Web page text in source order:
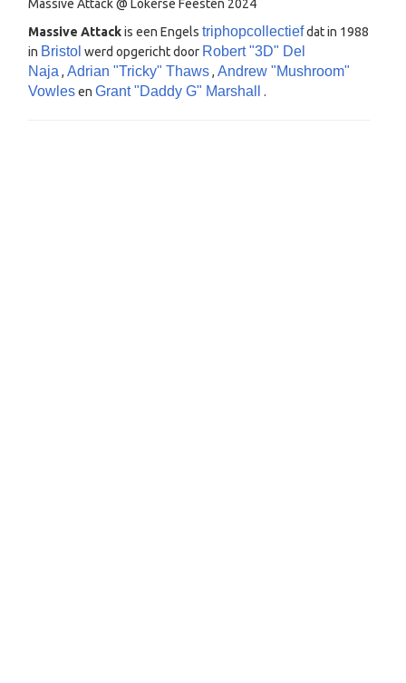
Massive Attack @ Lokerse Feesten 2024
Massive Attackis een Engels triphopcollectiefdat in 1988
in Bristol werd opgericht door Robert "3D" Del
Naja , Adrian "Tricky" Thaws, Andrew "Mushroom"
Vowlesen Grant "Daddy G" Marshall .